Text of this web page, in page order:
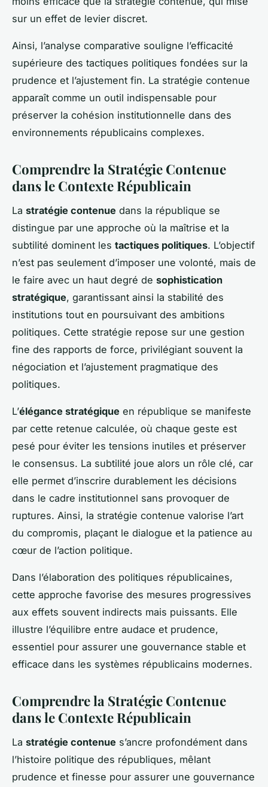
sur un effet de levier discret.
Ainsi, l’analyse comparative souligne l’efficacité
supérieure des tactiques politiques fondées sur la
prudence et l’ajustement fin. La stratégie contenue
apparaît comme un outil indispensable pour
préserver la cohésion institutionnelle dans des
environnements républicains complexes.
Comprendre la Stratégie Contenue
dans le Contexte Républicain
La stratégie contenue dans la république se
distingue par une approche où la maîtrise et la
subtilité dominent les tactiques politiques. L’objectif
n’est pas seulement d’imposer une volonté, mais de
le faire avec un haut degré de sophistication
stratégique, garantissant ainsi la stabilité des
institutions tout en poursuivant des ambitions
politiques. Cette stratégie repose sur une gestion
fine des rapports de force, privilégiant souvent la
négociation et l’ajustement pragmatique des
politiques.
L’élégance stratégique en république se manifeste
par cette retenue calculée, où chaque geste est
pesé pour éviter les tensions inutiles et préserver
le consensus. La subtilité joue alors un rôle clé, car
elle permet d’inscrire durablement les décisions
dans le cadre institutionnel sans provoquer de
ruptures. Ainsi, la stratégie contenue valorise l’art
du compromis, plaçant le dialogue et la patience au
cœur de l’action politique.
Dans l’élaboration des politiques républicaines,
cette approche favorise des mesures progressives
aux effets souvent indirects mais puissants. Elle
illustre l’équilibre entre audace et prudence,
essentiel pour assurer une gouvernance stable et
efficace dans les systèmes républicains modernes.
Comprendre la Stratégie Contenue
dans le Contexte Républicain
La stratégie contenue s’ancre profondément dans
l’histoire politique des républiques, mêlant
prudence et finesse pour assurer une gouvernance